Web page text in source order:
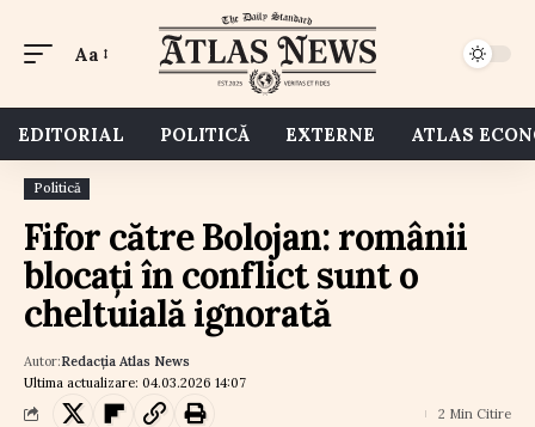
Aa
EDITORIAL POLITICĂ EXTERNE ATLAS
Politică
Fifor către Bolojan: românii
blocați în conflict sunt o
cheltuială ignorată
Ultima actualizare: 04.03.2026 14:07
Autor:Redacția Atlas News
2 Min Citire